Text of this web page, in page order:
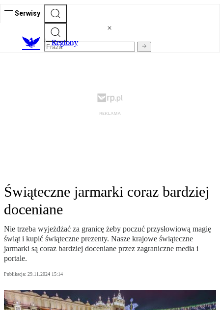
Serwisy
Regiony
Świąteczne jarmarki coraz bardziej
doceniane
Nie trzeba wyjeżdżać za granicę żeby poczuć przysłowiową magię
świąt i kupić świąteczne prezenty. Nasze krajowe świąteczne
jarmarki są coraz bardziej doceniane przez zagraniczne media i
portale.
Publikacja: 29.11.2024 15:14